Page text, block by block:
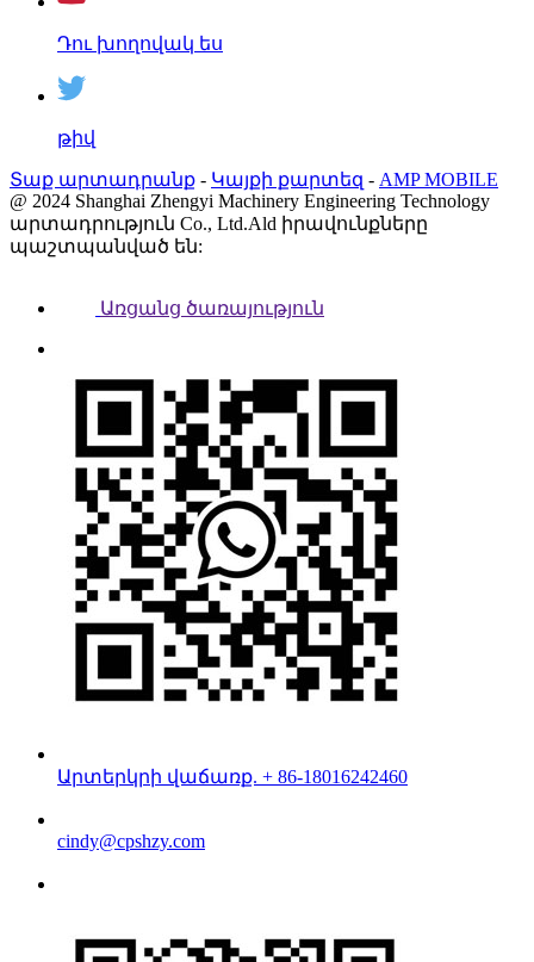
Դու խողովակ ես
թիվ
Տաք արտադրանք - Կայքի քարտեզ - AMP MOBILE
@ 2024 Shanghai Zhengyi Machinery Engineering Technology
արտադրություն Co., Ltd.Ald իրավունքները
պաշտպանված են:
Առցանց ծառայություն
Արտերկրի վաճառք. + 86-18016242460
cindy@cpshzy.com